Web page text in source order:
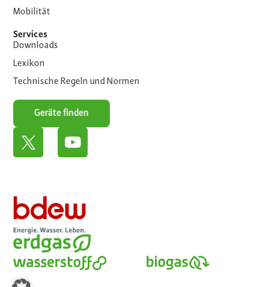
Mobilität
Services
Downloads
Lexikon
Technische Regeln und Normen
Geräte finden